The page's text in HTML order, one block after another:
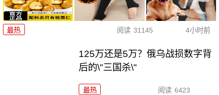
最热 阅读 31145 4小时前
125万还是5万？俄乌战损数字背
后的\"三国杀\"
最热 阅读 6423